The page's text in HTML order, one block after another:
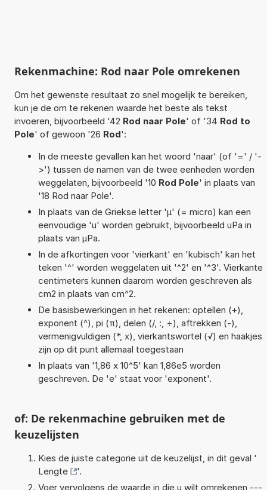
Rekenmachine: Rod naar Pole omrekenen
Om het gewenste resultaat zo snel mogelijk te bereiken,
kun je de om te rekenen waarde het beste als tekst
invoeren, bijvoorbeeld '42 Rod naar Pole' of '34 Rod to
Pole' of gewoon '26 Rod':
In de meeste gevallen kan het woord 'naar' (of '=' / '-
>') tussen de namen van de twee eenheden worden
weggelaten, bijvoorbeeld '10 Rod Pole' in plaats van
'18 Rod naar Pole'.
In plaats van de Griekse letter 'µ' (= micro) kan een
eenvoudige 'u' worden gebruikt, bijvoorbeeld uPa in
plaats van µPa.
In de afkortingen voor 'vierkant' en 'kubisch' kan het
teken '^' worden weggelaten uit '^2' en '^3'. Vierkante
centimeters kunnen daarom worden geschreven als
cm2 in plaats van cm^2.
De basisbewerkingen in het rekenen: optellen (+),
exponent (^), pi (π), delen (/, :, ÷), aftrekken (-),
vermenigvuldigen (*, x), vierkantswortel (√) en haakjes
zijn op dit punt allemaal toegestaan
In plaats van '1,86 x 10^5' kan 1,86e5 worden
geschreven. De 'e' staat voor 'exponent'.
of: De rekenmachine gebruiken met de
keuzelijsten
Kies de juiste categorie uit de keuzelijst, in dit geval '
Lengte
'.
Voer vervolgens de waarde in die u wilt omrekenen ---